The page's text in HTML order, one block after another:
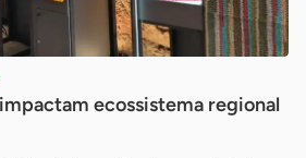
ecossistema regional